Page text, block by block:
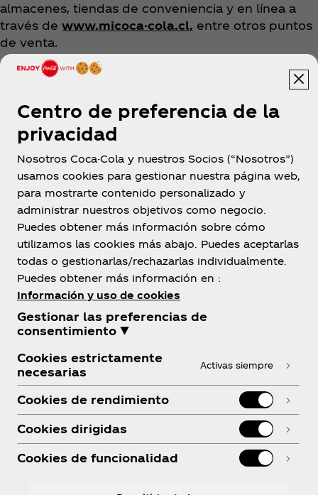
almacenes, tiendas de conveniencia y en línea a
través de www.micoca-cola.cl, entre otros puntos
de venta.
Chile
Nosotros
¿Necesitas ayuda?
Legal
Centro de preferencia de la
privacidad
Nosotros Coca-Cola y nuestros Socios (“Nosotros”)
usamos cookies para gestionar nuestra página web,
para mostrarte contenido personalizado y
administrar nuestros objetivos como negocio.
Puedes obtener más información sobre cómo
utilizamos las cookies más abajo. Puedes aceptarlas
todas o gestionarlas/rechazarlas individualmente.
Puedes obtener más información en :
Información y uso de cookies
Gestionar las preferencias de
consentimiento ▼
Cookies estrictamente
necesarias
Activas siempre
Cookies de rendimiento
Cookies dirigidas
Cookies de funcionalidad